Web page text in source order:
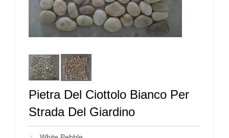
Pietra Del Ciottolo Bianco Per
Strada Del Giardino